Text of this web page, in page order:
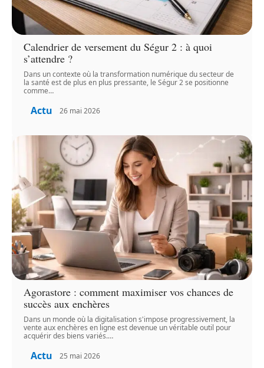
Calendrier de versement du Ségur 2 : à quoi
s’attendre ?
Dans un contexte où la transformation numérique du secteur de
la santé est de plus en plus pressante, le Ségur 2 se positionne
comme…
Actu 26 mai 2026
Agorastore : comment maximiser vos chances de
succès aux enchères
Dans un monde où la digitalisation s'impose progressivement, la
vente aux enchères en ligne est devenue un véritable outil pour
acquérir des biens variés.…
Actu 25 mai 2026